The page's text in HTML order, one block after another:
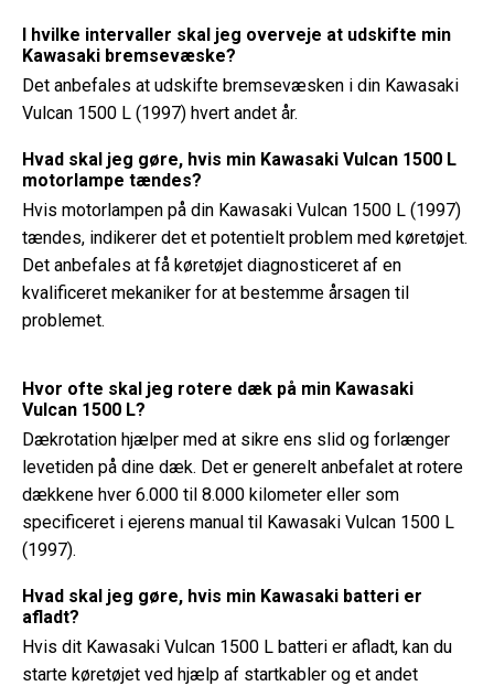
I hvilke intervaller skal jeg overveje at udskifte min
Kawasaki bremsevæske?
Det anbefales at udskifte bremsevæsken i din Kawasaki
Vulcan 1500 L (1997) hvert andet år.
Hvad skal jeg gøre, hvis min Kawasaki Vulcan 1500 L
motorlampe tændes?
Hvis motorlampen på din Kawasaki Vulcan 1500 L (1997)
tændes, indikerer det et potentielt problem med køretøjet.
Det anbefales at få køretøjet diagnosticeret af en
kvalificeret mekaniker for at bestemme årsagen til
problemet.
Hvor ofte skal jeg rotere dæk på min Kawasaki
Vulcan 1500 L?
Dækrotation hjælper med at sikre ens slid og forlænger
levetiden på dine dæk. Det er generelt anbefalet at rotere
dækkene hver 6.000 til 8.000 kilometer eller som
specificeret i ejerens manual til Kawasaki Vulcan 1500 L
(1997).
Hvad skal jeg gøre, hvis min Kawasaki batteri er
afladt?
Hvis dit Kawasaki Vulcan 1500 L batteri er afladt, kan du
starte køretøjet ved hjælp af startkabler og et andet